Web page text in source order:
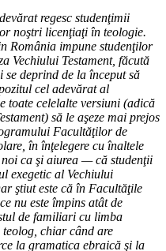
regesc studenţimii
noştri licenţiaţi în teologie.
România impune studenţilor
Vechiului Testament, făcută
deprind de la început să
cel adevărat al
toate celelalte versiuni (adică
să le aşeze mai prejos
Facultăţilor de
în înţelegere cu înaltele
ca şi aiurea — că studenţii
exegetic al Vechiului
ştiut este că în Facultăţile
nu este împins atât de
de familiari cu limba
chiar când are
la gramatica ebraică şi la